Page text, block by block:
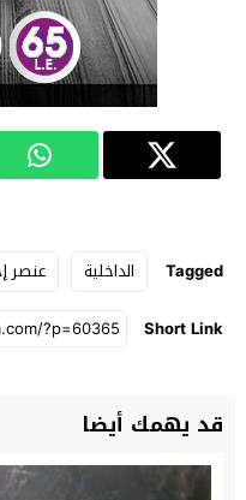
Tagged الداخلية عنصر
Short Link
قد يهمك أيضا